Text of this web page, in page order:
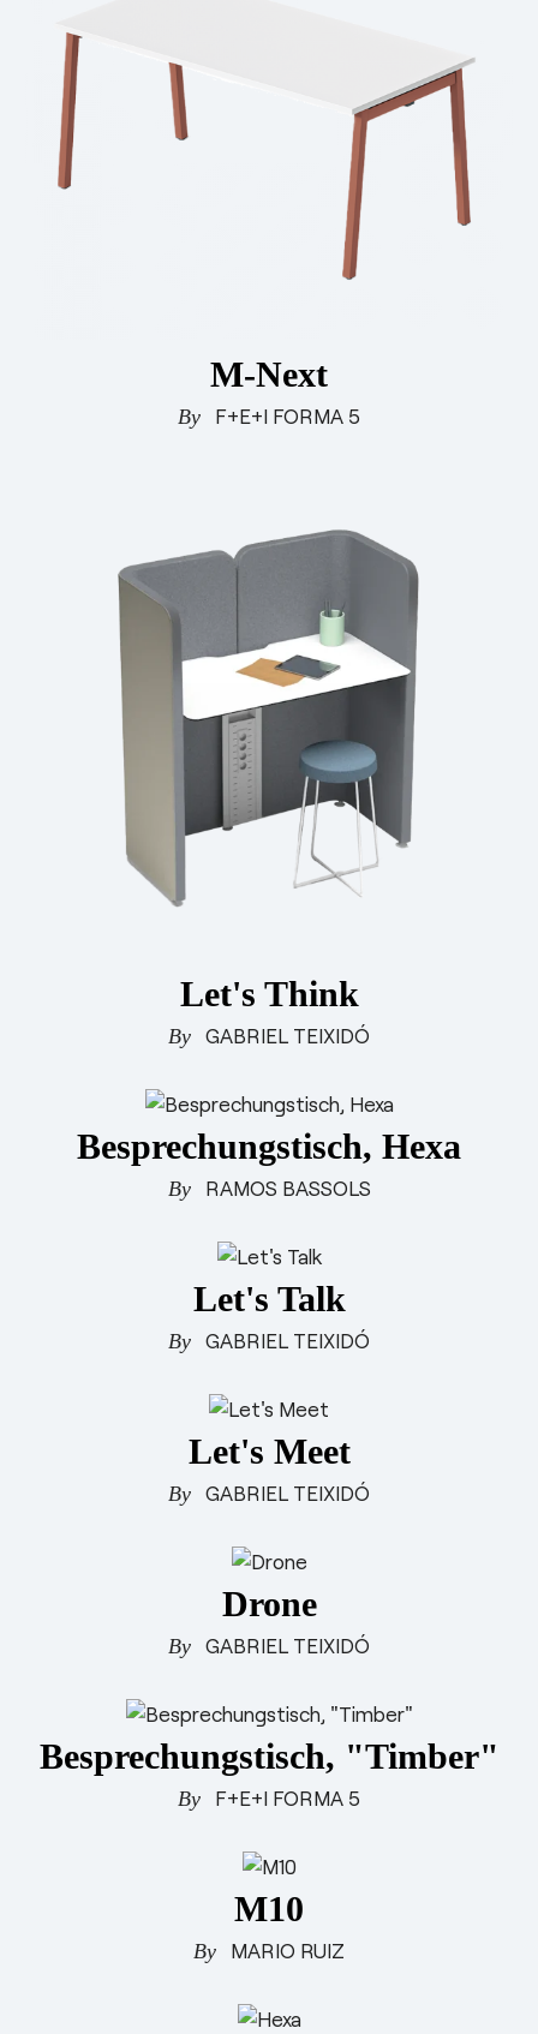
Tische für Besprechungsräume und Konferenzräume
M-Next
F+E+I FORMA 5
Let's Think
GABRIEL TEIXIDÓ
Besprechungstisch, Hexa
RAMOS BASSOLS
Let's Talk
GABRIEL TEIXIDÓ
Let's Meet
GABRIEL TEIXIDÓ
Drone
GABRIEL TEIXIDÓ
Besprechungstisch, "Timber"
F+E+I FORMA 5
M10
MARIO RUIZ